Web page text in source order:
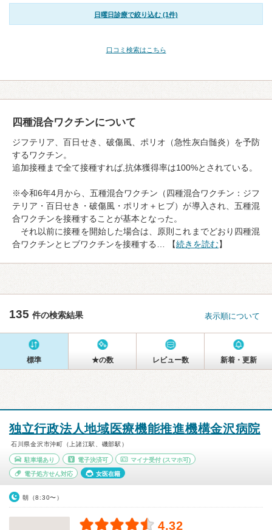
日曜日診療で絞り込む (1件)
口コミ検索はこちら
四種混合ワクチンについて
ジフテリア、百日せき、破傷風、ポリオ（急性灰白髄炎）を予防
するワクチン。
追加接種まで全て接種すれば,抗体獲得率は100%とされている。
※令和6年4月から、五種混合ワクチン（四種混合ワクチン：ジフ
テリア・百日せき・破傷風・ポリオ＋ヒブ）が導入され、五種混
合ワクチンを接種することが基本となった。
それ以前に接種を開始した場合は、原則これまでどおり四種混
合ワクチンとヒブワクチンを接種する… 【続きを読む】
135 件の検索結果 表示順について
標準 ★の数 レビュー数 新着・更新
独立行政法人地域医療機能推進機構金沢病院
石川県金沢市沖町（上諸江駅、磯部駅）
駐車場あり 電子決済可 マイナ受付 (スマホ可)
電子処方せん対応 女医在籍
朝（8:30〜）
4.32